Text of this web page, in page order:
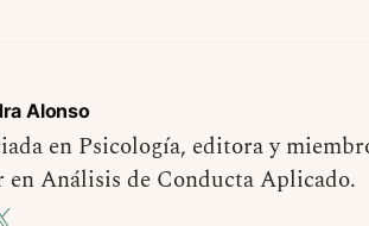
Alonso
en Psicología, editora y
en Análisis de Conducta Aplicado.